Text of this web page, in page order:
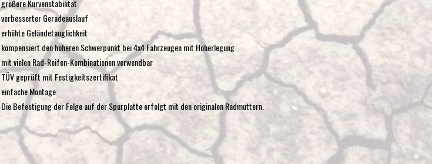
Touchgeräten
können
Touch-
verwenden.
größere Kurvenstabilität
verbesserter Geradeauslauf
erhöhte Geländetauglichkeit
kompensiert den höheren Schwerpunkt bei 4x4 Fahrzeugen mit Höherlegung
mit vielen Rad-Reifen-Kombinationen verwendbar
TÜV geprüft mit Festigkeitszertifikat
einfache Montage
Die Befestigung der Felge auf der Spurplatte erfolgt mit den originalen Radmuttern.